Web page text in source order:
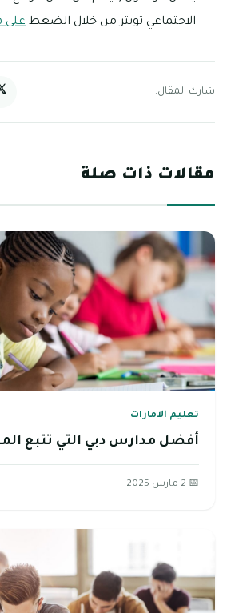
الاجتماعي تويتر من خلال الضغط على
شارك المقال:
مقالات ذات صلة
تعليم الامارات
أفضل مدارس دبي التي تتبع
📅 2 مارس 2025